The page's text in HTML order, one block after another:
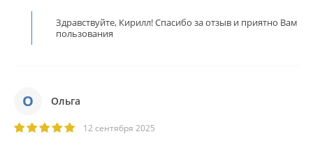
Здравствуйте, Кирилл! Спасибо за отзыв и приятно Вам
пользования
О Ольга
12 сентября 2025